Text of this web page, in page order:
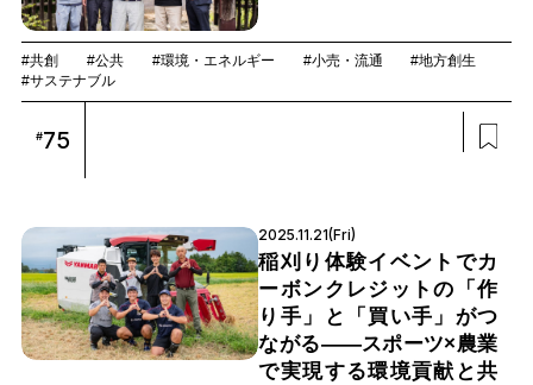
#共創 #公共 #環境・エネルギー #小売・流通
#地方創生
#サステナブル
#75
2025.11.21(Fri)
稲刈り体験イベントでカ
ーボンクレジットの「作
り手」と「買い手」がつ
ながる――スポーツ×農業
で実現する環境貢献と共